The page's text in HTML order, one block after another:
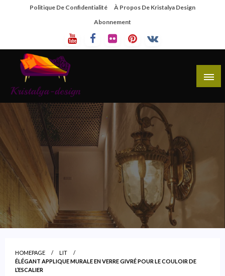
Politique De Confidentialité
À Propos De Kristalya Design
Abonnement
Kristalya Design
Site De Partage De Design De Mobilier Créatif
HOMEPAGE
LIT
ÉLÉGANT APPLIQUE MURALE EN VERRE GIVRÉ POUR LE COULOIR DE
L’ESCALIER